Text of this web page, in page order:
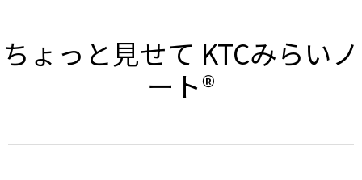
ちょっと見せて KTCみらいノ
ート®